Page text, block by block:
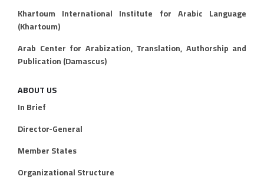
Khartoum International Institute for Arabic Language
(Khartoum)
Arab Center for Arabization, Translation, Authorship and
Publication (Damascus)
ABOUT US
In Brief
Director-General
Member States
Organizational Structure